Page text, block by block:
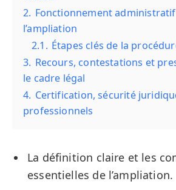
2. Fonctionnement
l’ampliation
2.1. Étapes clés de la
3. Recours, contestations et
le cadre légal
4. Certification, sécurité
professionnels
La définition claire et les
essentielles de l’ampliation.